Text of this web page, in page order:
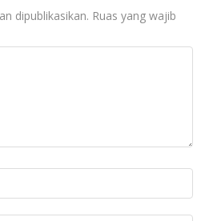
dipublikasikan. Ruas yang wajib